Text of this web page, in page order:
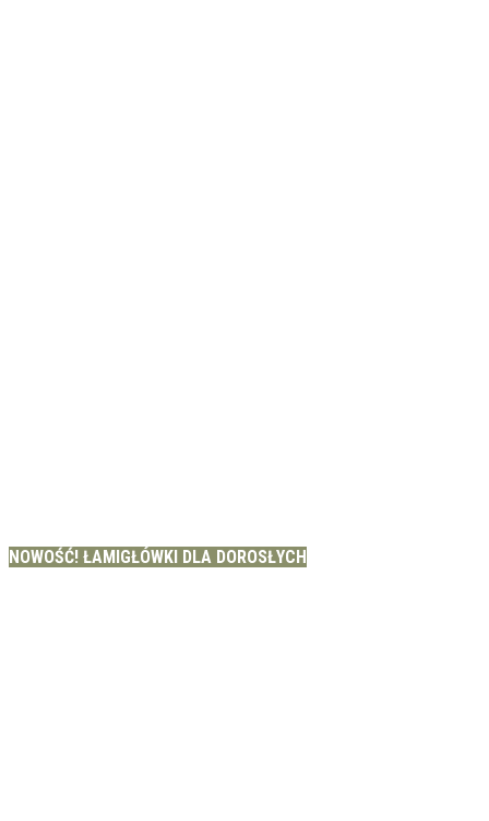
NOWOŚĆ! ŁAMIGŁÓWKI DLA DOROSŁYCH